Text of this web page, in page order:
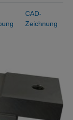
CAD-
Zeichnung